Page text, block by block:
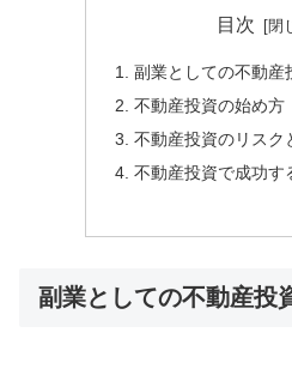
目次
副業としての不動産
不動産投資の始め方
不動産投資のリスク
不動産投資で成功す
副業としての不動産投